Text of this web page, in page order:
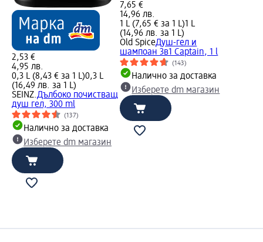
2,53 €
4,95 лв.
0,3 L (8,43 € за 1 L)0,3 L
(16,49 лв. за 1 L)
SEINZ.Дълбоко почистващ
душ гел, 300 ml
(137)
Налично за доставка
Изберете dm магазин
7,65 €
14,96 лв.
1 L (7,65 € за 1 L)1 L
(14,96 лв. за 1 L)
Old SpiceДуш-гел и
шампоан 3в1 Captain, 1 l
(143)
Налично за доставка
Изберете dm магазин